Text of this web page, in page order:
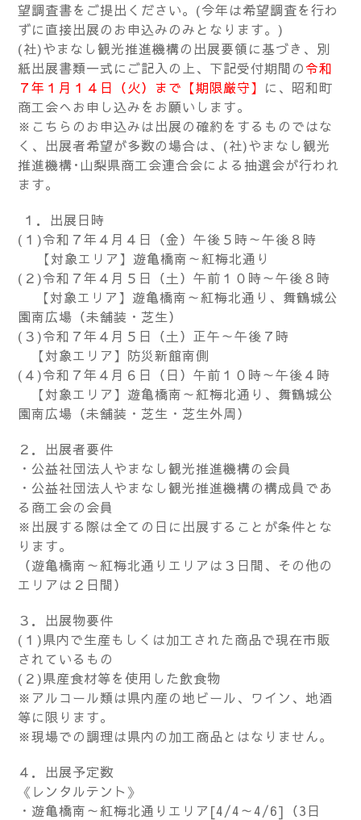
望調査書をご提出ください。(今年は希望調査を行わ
ずに直接出展のお申込みのみとなります。)
(社)やまなし観光推進機構の出展要領に基づき、別
紙出展書類一式にご記入の上、下記受付期間の令和
７年１月１４日（火）まで【期限厳守】 に、昭和町
商工会へお申し込みをお願いします。
※こちらのお申込みは出展の確約をするものではな
く、出展者希望が多数の場合は、(社)やまなし観光
推進機構･山梨県商工会連合会による抽選会が行われ
ます。
１．出展日時
(１)令和７年４月４日（金）午後５時～午後８時
【対象エリア】遊亀橋南～紅梅北通り
(２)令和７年４月５日（土）午前１０時～午後８時
【対象エリア】遊亀橋南～紅梅北通り、舞鶴城公
園南広場（未舗装・芝生）
(３)令和７年４月５日（土）正午～午後７時
【対象エリア】防災新館南側
(４)令和７年４月６日（日）午前１０時～午後４時
【対象エリア】遊亀橋南～紅梅北通り、舞鶴城公
園南広場（未舗装・芝生・芝生外周）
２．出展者要件
・公益社団法人やまなし観光推進機構の会員
・公益社団法人やまなし観光推進機構の構成員であ
る商工会の会員
※出展する際は全ての日に出展することが条件とな
ります。
（遊亀橋南～紅梅北通りエリアは３日間、その他の
エリアは２日間）
３．出展物要件
(１)県内で生産もしくは加工された商品で現在市販
されているもの
(２)県産食材等を使用した飲食物
※アルコール類は県内産の地ビール、ワイン、地酒
等に限ります。
※現場での調理は県内の加工商品とはなりません。
４．出展予定数
《レンタルテント》
・遊亀橋南～紅梅北通りエリア[4/4～4/6]（3日